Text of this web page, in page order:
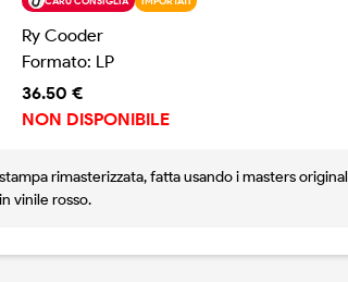
Ry Cooder
Formato: LP
36.50 €
NON DISPONIBILE
rimasterizzata, fatta usando i masters
vinile rosso.